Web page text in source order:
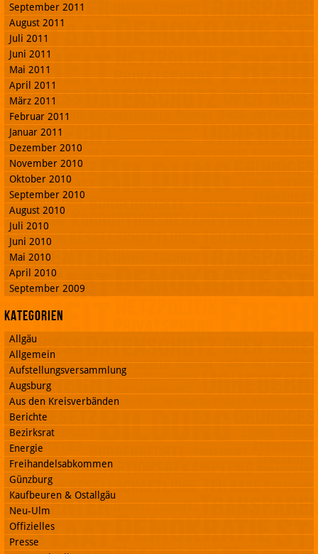
September 2011
August 2011
Juli 2011
Juni 2011
Mai 2011
April 2011
März 2011
Februar 2011
Januar 2011
Dezember 2010
November 2010
Oktober 2010
September 2010
August 2010
Juli 2010
Juni 2010
Mai 2010
April 2010
September 2009
Kategorien
Allgäu
Allgemein
Aufstellungsversammlung
Augsburg
Aus den Kreisverbänden
Berichte
Bezirksrat
Energie
Freihandelsabkommen
Günzburg
Kaufbeuren & Ostallgäu
Neu-Ulm
Offizielles
Presse